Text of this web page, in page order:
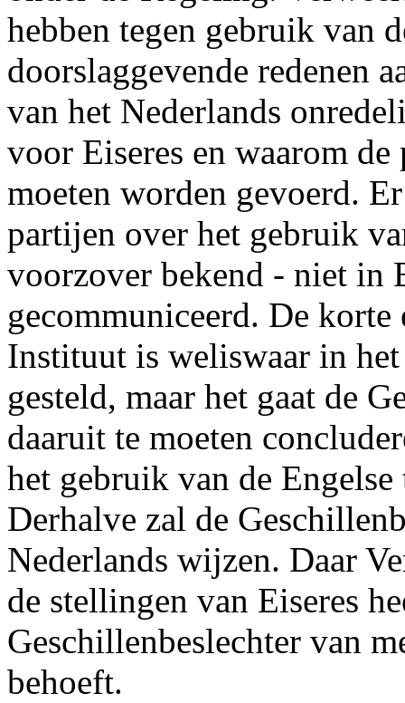
hebben tegen gebruik van
doorslaggevende redenen
van het Nederlands
voor Eiseres en waarom
moeten worden gevoerd.
partijen over het gebruik
voorzover bekend - niet in
gecommuniceerd. De korte
Instituut is weliswaar in
gesteld, maar het gaat de
daaruit te moeten
het gebruik van de
Derhalve zal de
Nederlands wijzen. Daar
de stellingen van Eiseres
Geschillenbeslechter van
behoeft.